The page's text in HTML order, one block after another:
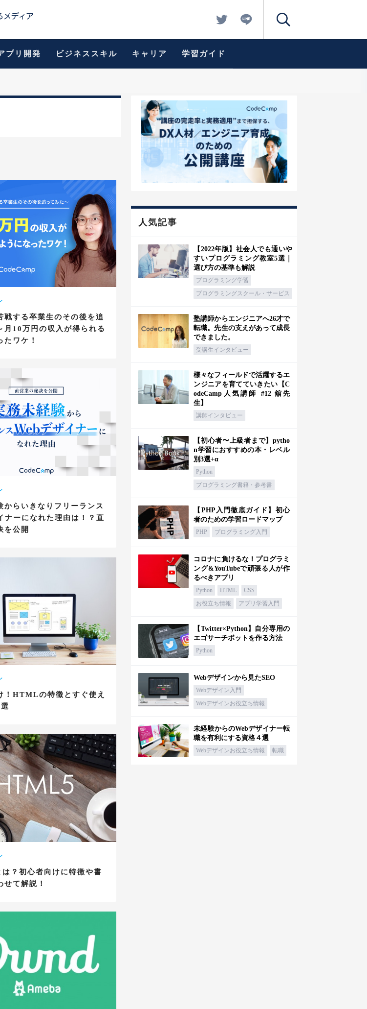
プリ開発 ビジネススキル キャリア 学習ガイド
戦する卒業生のその後を追
月10万円の収入が得られる
たワケ！
からいきなりフリーランス
ナーになれた理由は！？直
を公開
！HTMLの特徴とすぐ使え
？初心者向けに特徴や書
せて解説！
人気記事
【2022年版】社会人でも通いや
すいプログラミング教室5選｜
選び方の基準も解説
プログラミング学習
プログラミングスクール・サービス
塾講師からエンジニアへ26才で
転職。先生の支えがあって成長
できました。
受講生インタビュー
様々なフィールドで活躍するエ
ンジニアを育てていきたい【C
odeCamp人気講師 #12 舘先
生】
講師インタビュー
【初心者〜上級者まで】pytho
n学習におすすめの本・レベル
別3選+α
Python
プログラミング書籍・参考書
【PHP入門徹底ガイド】初心
者のための学習ロードマップ
PHP プログラミング入門
コロナに負けるな！プログラミ
ング&YouTubeで頑張る人が作
るべきアプリ
Python HTML
CSS
お役立ち情報
アプリ学習入門
【Twitter×Python】自分専用の
エゴサーチボットを作る方法
Python
Webデザインから見たSEO
Webデザイン入門
Webデザインお役立ち情報
未経験からのWebデザイナー転
職を有利にする資格４選
Webデザインお役立ち情報 転職